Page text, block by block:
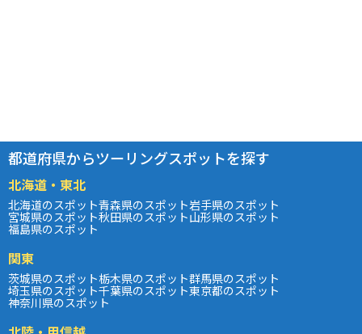
都道府県からツーリングスポットを探す
北海道・東北
北海道のスポット青森県のスポット岩手県のスポット
宮城県のスポット秋田県のスポット山形県のスポット
福島県のスポット
関東
茨城県のスポット栃木県のスポット群馬県のスポット
埼玉県のスポット千葉県のスポット東京都のスポット
神奈川県のスポット